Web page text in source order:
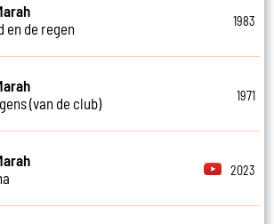
en de regen
1983
(van de club)
1971
2023